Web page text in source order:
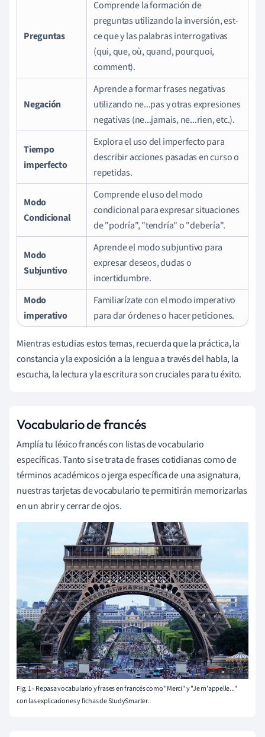
Preguntas
Comprende la formación de
preguntas utilizando la inversión, est-
ce que y las palabras interrogativas
(qui, que, où, quand, pourquoi,
comment).
Negación
Aprende a formar frases negativas
utilizando ne...pas y otras expresiones
negativas (ne...jamais, ne...rien, etc.).
Tiempo
imperfecto
Explora el uso del imperfecto para
describir acciones pasadas en curso o
repetidas.
Modo
Condicional
Comprende el uso del modo
condicional para expresar situaciones
de "podría", "tendría" o "debería".
Modo
Subjuntivo
Aprende el modo subjuntivo para
expresar deseos, dudas o
incertidumbre.
Modo
imperativo
Familiarízate con el modo imperativo
para dar órdenes o hacer peticiones.
Mientras estudias estos temas, recuerda que la práctica, la
constancia y la exposición a la lengua a través del habla, la
escucha, la lectura y la escritura son cruciales para tu éxito.
Vocabulario de francés
Amplía tu léxico francés con listas de vocabulario
específicas. Tanto si se trata de frases cotidianas como de
términos académicos o jerga específica de una asignatura,
nuestras tarjetas de vocabulario te permitirán memorizarlas
en un abrir y cerrar de ojos.
Fig. 1 - Repasa vocabulario y frases en francés como "Merci" y "Je m'appelle..."
con las explicaciones y fichas de StudySmarter.